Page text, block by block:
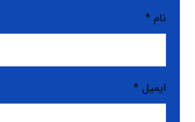
نام*
ایمیل*